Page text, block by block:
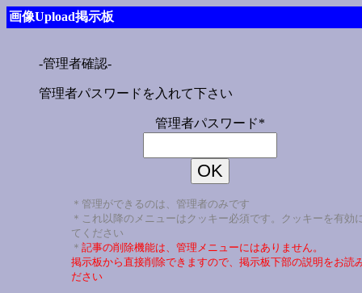
画像Upload掲示板
-管理者確認-
管理者パスワードを入れて下さい
管理者パスワード*
＊管理ができるのは、管理者のみです
＊これ以降のメニューはクッキー必須です。クッキーを有効
てください
＊ 記事の削除機能は、管理メニューにはありません。
掲示板から直接削除できますので、掲示板下部の説明をお読
ださい